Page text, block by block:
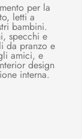
per la
letti a
bambini.
specchi e
da pranzo e
amici, e
design
interna.